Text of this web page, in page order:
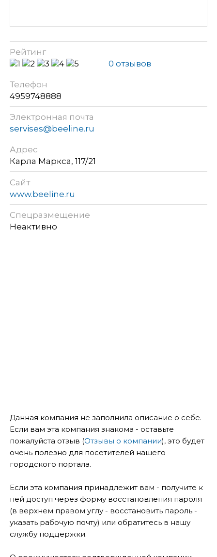
Рейтинг
0 отзывов
Телефон
4959748888
Электронная почта
servises@beeline.ru
Адрес
Карла Маркса, 117/21
Сайт
www.beeline.ru
Спецразмещение
Неактивно
Данная компания не заполнила описание о себе.
Если вам эта компания знакома - оставьте
пожалуйста отзыв (Отзывы о компании), это будет
очень полезно для посетителей нашего
городского портала.
Если эта компания принадлежит вам - получите к
ней доступ через форму восстановления пароля
(в верхнем правом углу - восстановить пароль -
указать рабочую почту) или обратитесь в нашу
службу поддержки.